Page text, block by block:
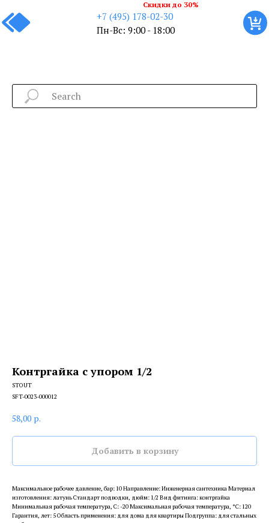
+7 (495) 178-02-30
Пн-Вс: 9:00 - 18:00
Скидки до 30%
Контргайка с упором 1/2
STOUT
SFT-0023-000012
58,00 р.
Добавить в корзину
Максимальное рабочее давление, бар: 10 Направление: Инженерная сантехника Материал
изготовления: латунь Стандарт подводки, дюйм: 1/2 Вид фитинга: контргайка
Минимальная рабочая температура, С: -20 Максимальная рабочая температура, °С: 120
Гарантия, лет: 5 Область применения: для дома для квартиры Подгруппа: для стальных